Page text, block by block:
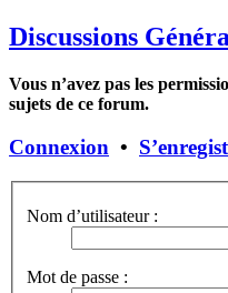
Discussions
Vous n’avez pas les
sujets de ce forum.
Connexion •
Nom d’utilisateur :
Mot de passe :